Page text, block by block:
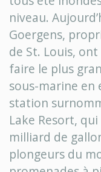
niveau.
Goergens,
de St. Louis,
faire le plus
sous-marine en
station
Lake Resort,
milliard de
plongeurs du